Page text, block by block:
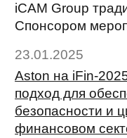
iCAM Group
Спонсором
23.01.2025
Aston на iFin-
подход для
безопасности и
финансовом